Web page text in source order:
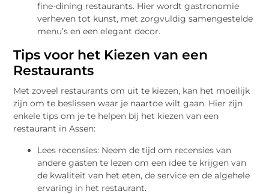
fine-dining restaurants. Hier wordt gastronomie
verheven tot kunst, met zorgvuldig samengestelde
menu’s en een elegant decor.
Tips voor het Kiezen van een
Restaurants
Met zoveel restaurants om uit te kiezen, kan het moeilijk
zijn om te beslissen waar je naartoe wilt gaan. Hier zijn
enkele tips om je te helpen bij het kiezen van een
restaurant in Assen:
Lees recensies: Neem de tijd om recensies van
andere gasten te lezen om een idee te krijgen van
de kwaliteit van het eten, de service en de algehele
ervaring in het restaurant.